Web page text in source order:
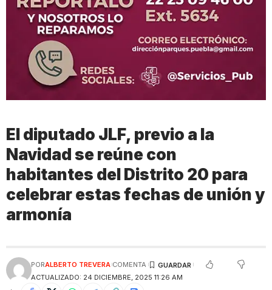
El diputado JLF, previo a la
Navidad se reúne con
habitantes del Distrito 20 para
celebrar estas fechas de unión y
armonía
ACTUALIZADO: 24 DICIEMBRE, 2025 11:26 AM
PORALBERTO TREVERA COMENTA